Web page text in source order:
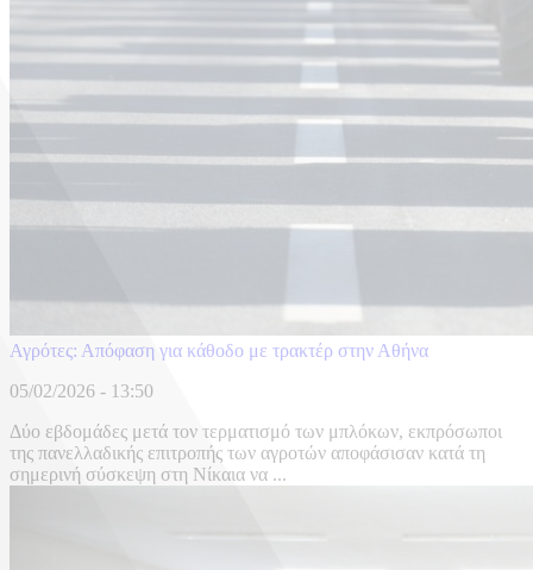
Αγρότες: Απόφαση για κάθοδο με τρακτέρ στην Αθήνα
05/02/2026 - 13:50
Δύο εβδομάδες μετά τον τερματισμό των μπλόκων, εκπρόσωποι
της πανελλαδικής επιτροπής των αγροτών αποφάσισαν κατά τη
σημερινή σύσκεψη στη Νίκαια να ...